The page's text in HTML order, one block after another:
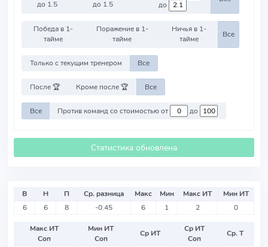
до 1.5
до 1.5
до
Победа в 1-
тайме
Поражение в 1-
тайме
Ничья в 1-
тайме
Все
Только с текущим тренером Все
После 🏆 Кроме после 🏆 Все
Все Против команд со стоимостью от до
Статистика обновлена
В Н П Ср. разница Макс Мин Макс ИТ
Мин ИТ
6
6 8 -0.45 6 1 2 0
Макс ИТ
Соп
Мин ИТ
Соп
Ср ИТ
Ср ИТ
Соп
Ср. Т